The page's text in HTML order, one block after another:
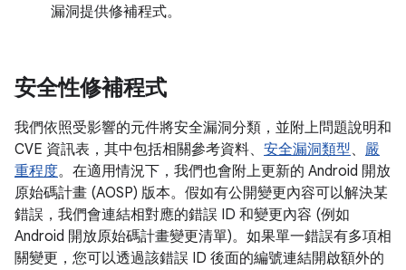
漏洞提供修補程式。
安全性修補程式
我們依照受影響的元件將安全漏洞分類，並附上問題說明和
CVE 資訊表，其中包括相關參考資料、 安全漏洞類型、 嚴
重程度。在適用情況下，我們也會附上更新的 Android 開放
原始碼計畫 (AOSP) 版本。假如有公開變更內容可以解決某
錯誤，我們會連結相對應的錯誤 ID 和變更內容 (例如
Android 開放原始碼計畫變更清單)。如果單一錯誤有多項相
關變更，您可以透過該錯誤 ID 後面的編號連結開啟額外的